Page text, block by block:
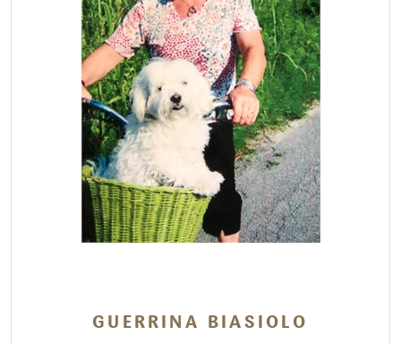
GUERRINA BIASIOLO